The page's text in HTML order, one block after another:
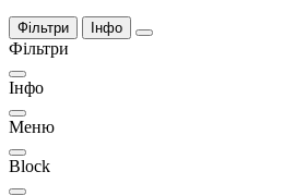
Фільтри Інфо
Фільтри
Інфо
Меню
Block